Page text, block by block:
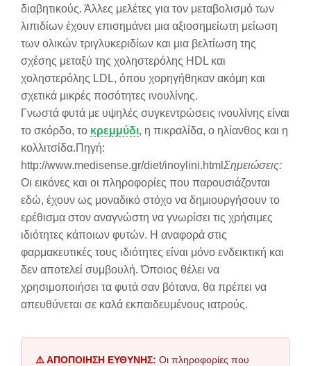
διαβητικούς. Άλλες μελέτες για τον μεταβολισμό των
λιπιδίων έχουν επισημάνει μια αξιοσημείωτη μείωση
των ολικών τριγλυκεριδίων και μια βελτίωση της
σχέσης μεταξύ της χοληστερόλης HDL και
χοληστερόλης LDL, όπου χορηγήθηκαν ακόμη και
σχετικά μικρές ποσότητες ινουλίνης.
Γνωστά φυτά με υψηλές συγκεντρώσεις ινουλίνης είναι
το σκόρδο, το κρεμμύδι, η πικραλίδα, ο ηλίανθος και η
κολλιτσίδα.Πηγή:
http://www.medisense.gr/diet/inoylini.html Σημειώσεις:
Οι εικόνες και οι πληροφορίες που παρουσιάζονται
εδώ, έχουν ως μοναδικό στόχο να δημιουργήσουν το
ερέθισμα στον αναγνώστη να γνωρίσει τις χρήσιμες
ιδιότητες κάποιων φυτών. Η αναφορά στις
φαρμακευτικές τους ιδιότητες είναι μόνο ενδεικτική και
δεν αποτελεί συμβουλή. Όποιος θέλει να
χρησιμοποιήσει τα φυτά σαν βότανα, θα πρέπει να
απευθύνεται σε καλά εκπαιδευμένους ιατρούς.
⚠️ ΑΠΟΠΟΙΗΣΗ ΕΥΘΥΝΗΣ: Οι πληροφορίες που